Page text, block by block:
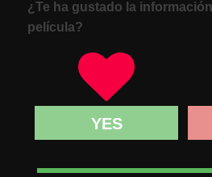
¿Te ha gustado la
película?
YES